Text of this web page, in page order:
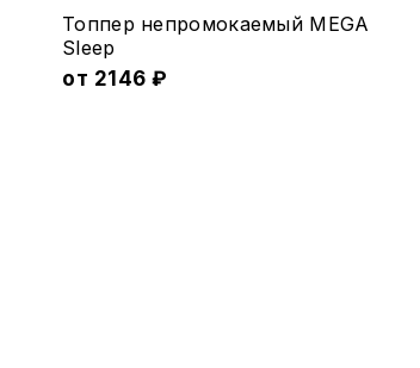
Этот
товар
имеет
Топпер непромокаемый MEGA
Sleep
от 2146 ₽